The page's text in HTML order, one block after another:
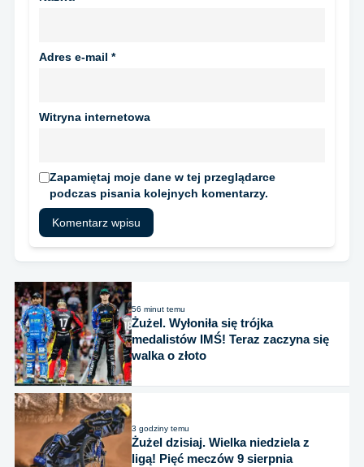
Adres e-mail *
Witryna internetowa
Zapamiętaj moje dane w tej przeglądarce
podczas pisania kolejnych komentarzy.
56 minut temu
Żużel. Wyłoniła się trójka
medalistów IMŚ! Teraz zaczyna się
walka o złoto
3 godziny temu
Żużel dzisiaj. Wielka niedziela z
ligą! Pięć meczów 9 sierpnia